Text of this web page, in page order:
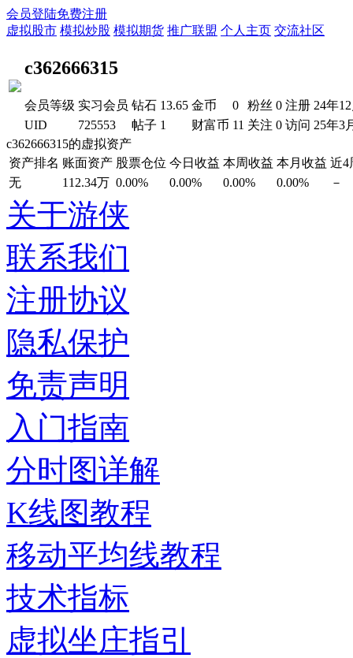
会员登陆免费注册
虚拟股市 模拟炒股 模拟期货 推广联盟 个人主页 交流社区
c362666315
会员等级 实习会员 钻石 13.65 金币 0 粉丝 0 注册 24年
UID
725553 帖子 1 财富币 11 关注 0 访问 25年3
c362666315的虚拟资产
资产排名 账面资产 股票仓位 今日收益 本周收益 本月收益 近4
无
112.34万 0.00% 0.00% 0.00% 0.00% －
关于游侠
联系我们
注册协议
隐私保护
免责声明
入门指南
分时图详解
K线图教程
移动平均线教程
技术指标
虚拟坐庄指引